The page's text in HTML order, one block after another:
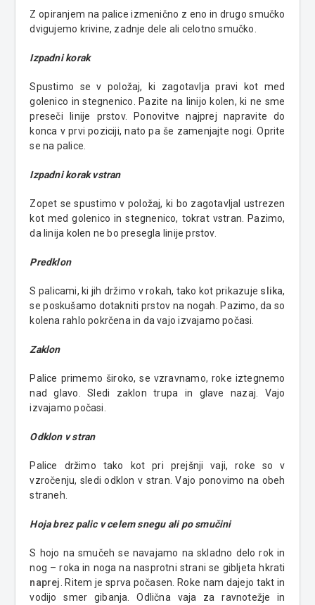
Z opiranjem na palice izmenično z eno in drugo smučko
dvigujemo krivine, zadnje dele ali celotno smučko.
Izpadni korak
Spustimo se v položaj, ki zagotavlja pravi kot med
golenico in stegnenico. Pazite na linijo kolen, ki ne sme
preseči linije prstov. Ponovitve najprej napravite do
konca v prvi poziciji, nato pa še zamenjajte nogi. Oprite
se na palice.
Izpadni korak vstran
Zopet se spustimo v položaj, ki bo zagotavljal ustrezen
kot med golenico in stegnenico, tokrat vstran. Pazimo,
da linija kolen ne bo presegla linije prstov.
Predklon
S palicami, ki jih držimo v rokah, tako kot prikazuje slika,
se poskušamo dotakniti prstov na nogah. Pazimo, da so
kolena rahlo pokrčena in da vajo izvajamo počasi.
Zaklon
Palice primemo široko, se vzravnamo, roke iztegnemo
nad glavo. Sledi zaklon trupa in glave nazaj. Vajo
izvajamo počasi.
Odklon v stran
Palice držimo tako kot pri prejšnji vaji, roke so v
vzročenju, sledi odklon v stran. Vajo ponovimo na obeh
straneh.
Hoja brez palic v celem snegu ali po smučini
S hojo na smučeh se navajamo na skladno delo rok in
nog – roka in noga na nasprotni strani se gibljeta hkrati
naprej. Ritem je sprva počasen. Roke nam dajejo takt in
vodijo smer gibanja. Odlična vaja za ravnotežje in